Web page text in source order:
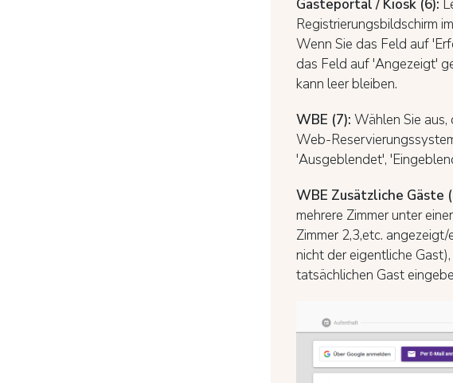
Gästeportal / Kiosk (6):
Registrierungsbildschirm
Wenn Sie das Feld auf
das Feld auf 'Angezeigt'
kann leer bleiben.
WBE (7): Wählen Sie
Web-
'Ausgeblendet',
WBE Zusätzliche Gäste
mehrere Zimmer unter
Zimmer 2,3,etc.
nicht der eigentliche
tatsächlichen Gast